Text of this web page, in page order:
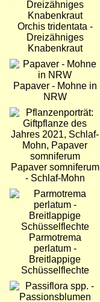
Orchis tridentata -
Dreizähniges
Knabenkraut
Bild
Papaver - Mohne in
NRW
Bild
Papaver somniferum
- Schlaf-Mohn
Bild
Parmotrema
perlatum -
Breitlappige
Schüsselflechte
Bild